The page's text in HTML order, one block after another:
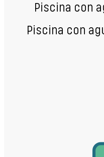
Piscina con
Piscina con